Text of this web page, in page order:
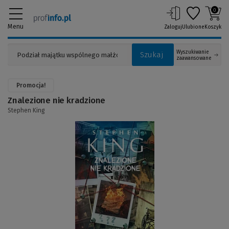
Menu
Szukaj
Wyszukiwanie
zaawansowane
ZalogujUlubione
0
Koszyk
Promocja!
do
innej
Znalezione nie kradzione
Stephen King